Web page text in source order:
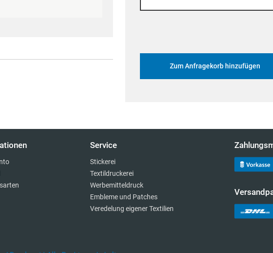
Zum Anfragekorb hinzufügen
Service
Stickerei
Textildruckerei
Werbemitteldruck
Embleme und Patches
Veredelung eigener Textilien